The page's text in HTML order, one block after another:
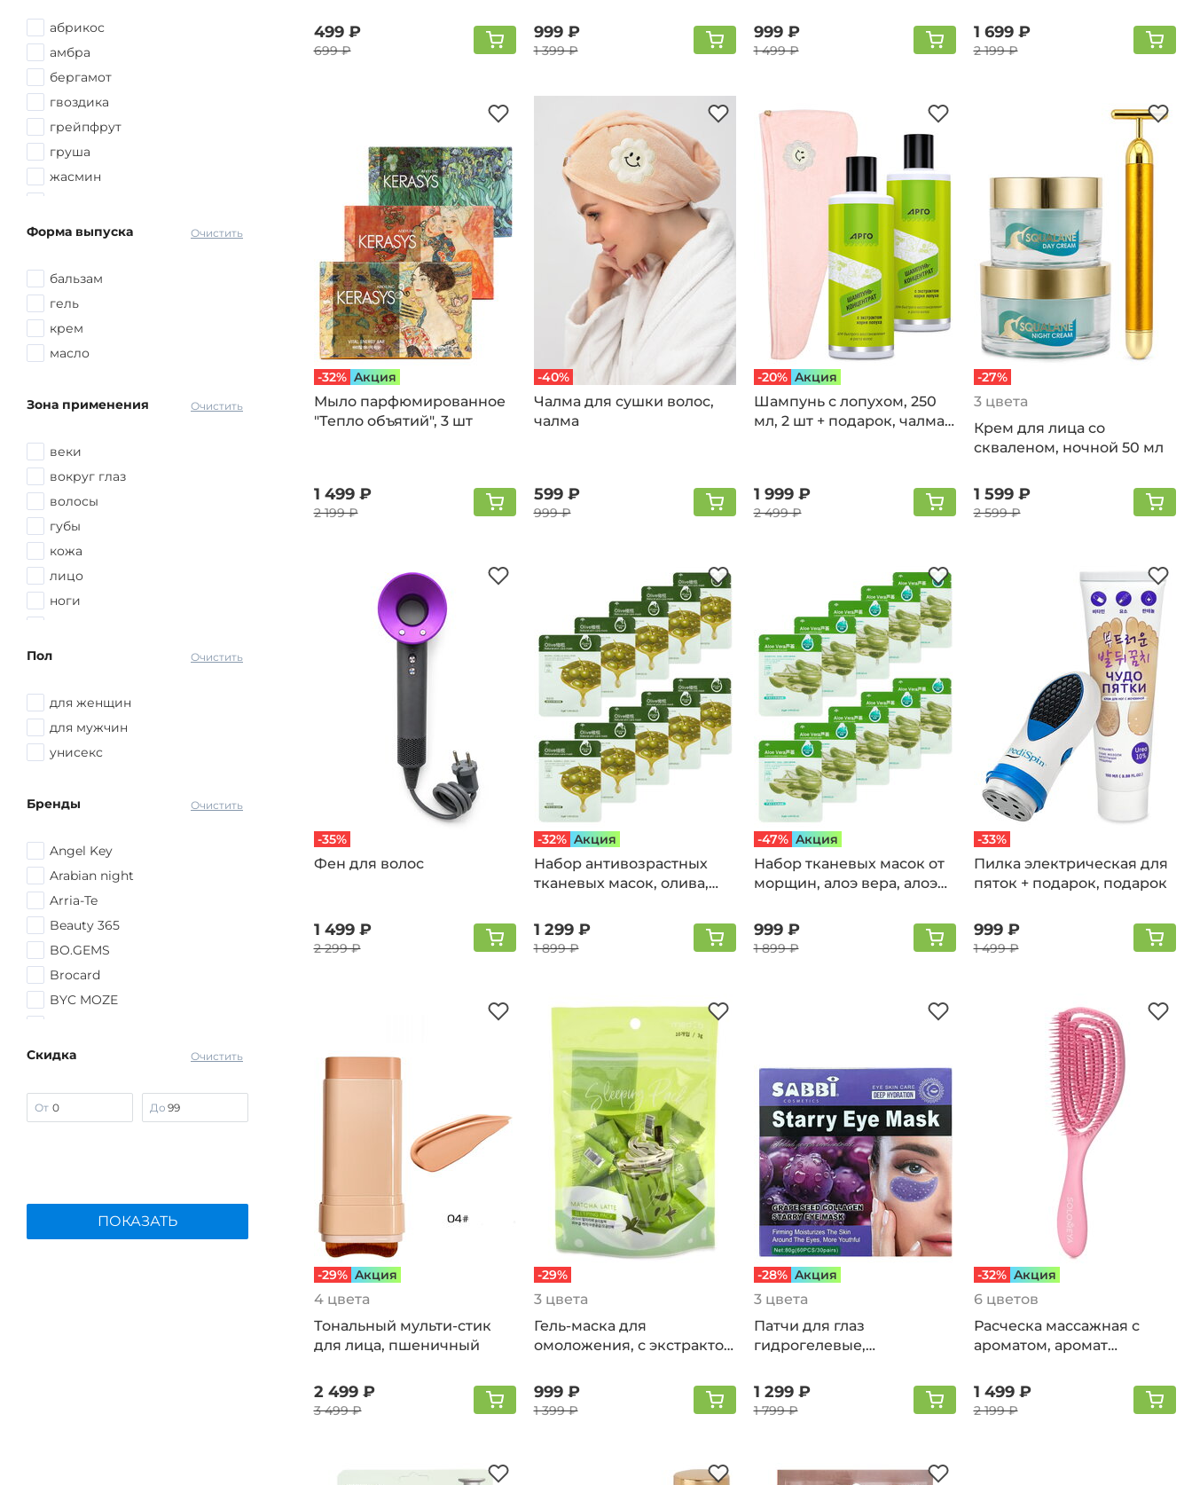
абрикос
амбра
бергамот
гвоздика
грейпфрут
груша
жасмин
какао
клубника
кориандр
кофе
ладан
лимон
манго
миндаль
мускус
нарцисс
орхидея
османтус
перец
роза
сандал
сирень
шампанское
Очистить
Форма выпуска
бальзам
гель
крем
масло
Очистить
Зона применения
веки
вокруг глаз
волосы
губы
кожа
лицо
ноги
руки
Очистить
Пол
для женщин
для мужчин
унисекс
Очистить
Бренды
Angel Key
Arabian night
Arria-Te
Beauty 365
BO.GEMS
Brocard
BYC MOZE
DCTR.GO
Disaar
Dr’s GB
Health&Beauty
Очистить
Скидка
От До
ПОКАЗАТЬ
499 ₽
699 ₽
999 ₽
1 399 ₽
999 ₽
1 499 ₽
1 699 ₽
2 199 ₽
-32% Aкция
Мыло парфюмированное
"Тепло объятий", 3 шт
1 499 ₽
2 199 ₽
-40%
Чалма для сушки волос,
чалма
599 ₽
999 ₽
-20% Aкция
Шампунь с лопухом, 250
мл, 2 шт + подарок, чалма,
1 999 ₽
2 499 ₽
-27%
3 цвета
Крем для лица со
скваленом, ночной 50 мл
1 599 ₽
2 599 ₽
-35%
Фен для волос
1 499 ₽
2 299 ₽
-32% Aкция
Набор антивозрастных
тканевых масок, олива,
1 299 ₽
1 899 ₽
-47% Aкция
Набор тканевых масок от
морщин, алоэ вера, алоэ
999 ₽
1 899 ₽
-33%
Пилка электрическая для
пяток + подарок, подарок
999 ₽
1 499 ₽
-29% Aкция
4 цвета
Тональный мульти-стик
для лица, пшеничный
2 499 ₽
3 499 ₽
-29%
3 цвета
Гель-маска для
омоложения, с экстрактом
999 ₽
1 399 ₽
-28% Aкция
3 цвета
Патчи для глаз
гидрогелевые,
1 299 ₽
1 799 ₽
-32% Aкция
6 цветов
Расческа массажная с
ароматом, аромат
1 499 ₽
2 199 ₽